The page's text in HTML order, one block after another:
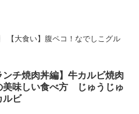
【大食い】腹ペコ！なでしこグル
ンチ焼肉丼編】牛カルビ焼肉
美味しい食べ方 じゅうじゅ
ルビ